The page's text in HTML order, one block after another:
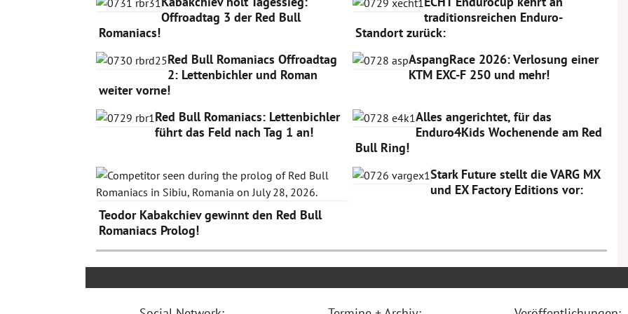
Offroadtag 3 der Red Bull
Romaniacs!
traditionsreichen Enduro-
Standort zurück:
Red Bull Romaniacs Offroadtag
2: Lettenbichler und Roman
weiter vorne!
AspangRace 2026: Verlosung einer
KTM EXC-F 250 und mehr!
Red Bull Romaniacs: Lettenbichler
führt das Feld nach Tag 1 an!
Alles angerichtet, für das
Enduro4Kids Wochenende am Red
Bull Ring!
Teodor Kabakchiev gewinnt den Red Bull
Romaniacs Prolog!
Stark Future stellt die VARG MX
und EX Factory Editions vor: